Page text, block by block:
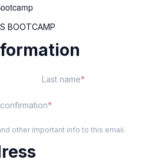
BOOTCAMP
Last name
other important info to this email.